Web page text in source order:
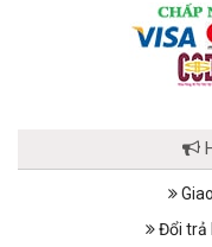
Đổi trả